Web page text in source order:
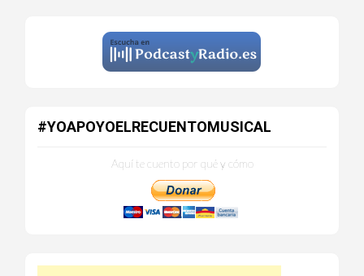
#YOAPOYOELRECUENTOMUSICAL
Aquí te cuento por qué y cómo